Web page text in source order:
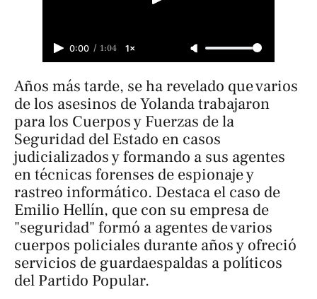
0:00 / 1:04 1×
Años más tarde, se ha revelado que varios
de los asesinos de Yolanda trabajaron
para los Cuerpos y Fuerzas de la
Seguridad del Estado en casos
judicializados y formando a sus agentes
en técnicas forenses de espionaje y
rastreo informático. Destaca el caso de
Emilio Hellín, que con su empresa de
"seguridad" formó a agentes de varios
cuerpos policiales durante años y ofreció
servicios de guardaespaldas a políticos
del Partido Popular.